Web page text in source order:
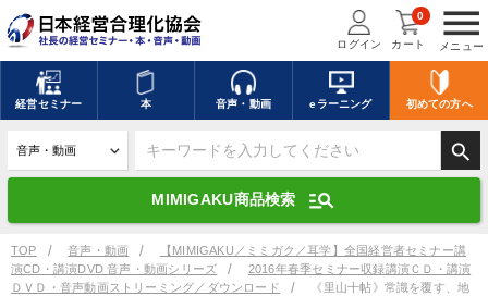
menu
メニュー
ログイン カート
0
経営セミナー 本 音声・動画 eラーニング 初めての方へ
search
MIMIGAKU商品検索 manage_search
キーワードを入力して探す
デジタル版対応のみ検索結果に表示する
search 上記の条件で検索
TOP 音声・動画
【MIMIGAKU／ミミガク／耳学】全国経営者セミナー講
演CD・講演DVD 音声・動画シリーズ
2016年春季セミナー収録講演ＣＤ・講演
ＤＶＤ・音声動画ストリーミング／ダウンロード
《里山十帖》常識を覆す、地